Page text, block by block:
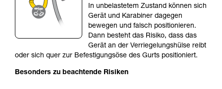
Training voraus. Prüfen Sie zusammen mit
einem Profi, ob Sie in der Lage sind, den
Vorgang alleine sicher zu wiederholen, bevor
Sie ihn eigenständig durchführen.
Wir geben Beispiele für die mit Ihrer Aktivität
verbundenen Techniken. Möglicherweise gibt es
beschrieben werden.
In unbelastetem Zustand können sich
Gerät und Karabiner dagegen
bewegen und falsch positionieren.
Dann besteht das Risiko, dass das
Gerät an der Verriegelungshülse reibt
oder sich quer zur Befestigungsöse des Gurts positioniert.
Besonders zu beachtende Risiken